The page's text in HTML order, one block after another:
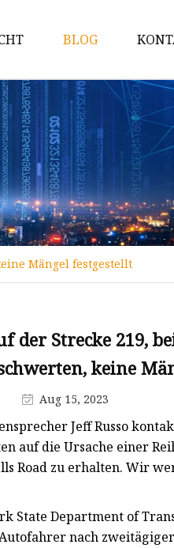
BLOG
Mängel festgestellt
der Strecke 219,
keine
Aug 15, 2023
Jeff Russo
auf die Ursache einer
Road zu erhalten. Wir
State Department of
nach